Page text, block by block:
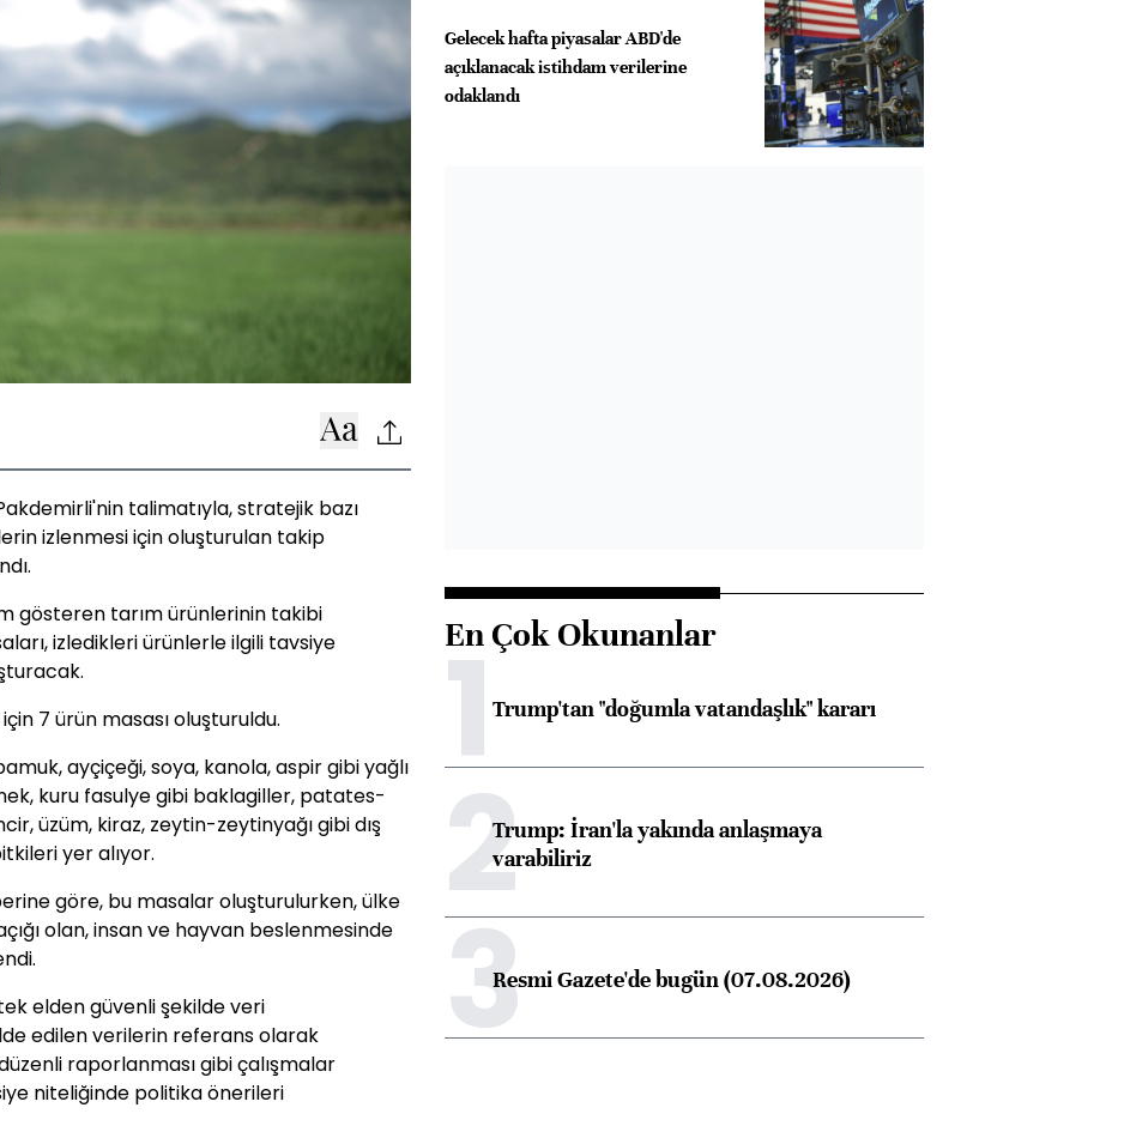
talimatıyla, stratejik bazı
izlenmesi için oluşturulan takip
gösteren tarım ürünlerinin takibi
izledikleri ürünlerle ilgili tavsiye
7 ürün masası oluşturuldu.
ayçiçeği, soya, kanola, aspir gibi yağlı
kuru fasulye gibi baklagiller, patates-
üzüm, kiraz, zeytin-zeytinyağı gibi dış
yer alıyor.
göre, bu masalar oluşturulurken, ülke
olan, insan ve hayvan beslenmesinde
elden güvenli şekilde veri
edilen verilerin referans olarak
raporlanması gibi çalışmalar
niteliğinde politika önerileri
Gelecek hafta piyasalar ABD'de
açıklanacak istihdam verilerine
odaklandı
En Çok Okunanlar
1Trump'tan "doğumla vatandaşlık" kararı
2Trump: İran'la yakında anlaşmaya
varabiliriz
3Resmi Gazete'de bugün (07.08.2026)